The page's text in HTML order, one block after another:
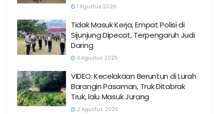
1 Agustus 2026
Tidak Masuk Kerja, Empat Polisi di
Sijunjung Dipecat, Terpengaruh Judi
Daring
4 Agustus 2026
VIDEO: Kecelakaan Beruntun di Lurah
Barangin Pasaman, Truk Ditabrak
Truk, lalu Masuk Jurang
2 Agustus 2026